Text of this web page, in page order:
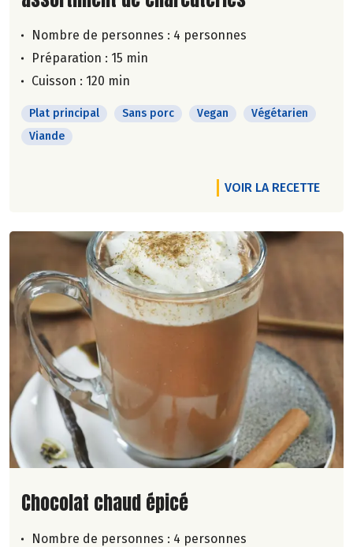
Nombre de personnes : 4 personnes
Préparation : 15 min
Cuisson : 120 min
Plat principal Sans porc Vegan
Végétarien
Viande
VOIR LA RECETTE
Lire la suite de la recette
Chocolat chaud épicé
Nombre de personnes : 4 personnes